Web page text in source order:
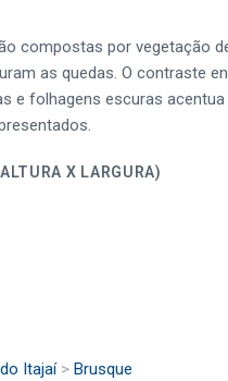
compostas por vegetação
as quedas. O contraste
e folhagens escuras
EM CM (ALTURA X LARGURA)
Itajaí> Brusque